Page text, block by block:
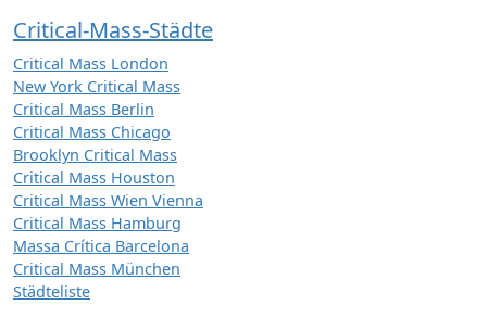
Critical-Mass-Städte
Critical Mass London
New York Critical Mass
Critical Mass Berlin
Critical Mass Chicago
Brooklyn Critical Mass
Critical Mass Houston
Critical Mass Wien Vienna
Critical Mass Hamburg
Massa Crítica Barcelona
Critical Mass München
Städteliste